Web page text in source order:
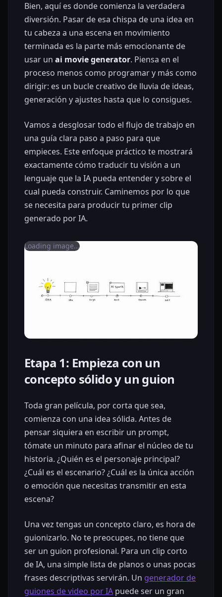
Bien, aquí es donde comienza la verdadera
diversión. Pasar de esa chispa de una idea en
tu cabeza a una escena en movimiento
terminada es la parte más emocionante de
usar un ai movie generator. Piensa en el
proceso menos como programar y más como
dirigir: es un bucle creativo de lluvia de ideas,
generación y ajustes hasta que lo consigues.
Vamos a desglosar todo el flujo de trabajo en
una guía clara paso a paso para que
empieces. Este enfoque práctico te mostrará
exactamente cómo traducir tu visión a un
lenguaje que la IA pueda entender y sobre el
cual pueda construir. Caminemos por lo que
se necesita para producir tu primer clip
generado por IA.
Loading image...
Etapa 1: Empieza con un
concepto sólido y un guion
Toda gran película, por corta que sea,
comienza con una idea sólida. Antes de
pensar siquiera en escribir un prompt,
tómate un minuto para afinar el núcleo de tu
historia. ¿Quién es el personaje principal?
¿Cuál es el escenario? ¿Cuál es la única acción
o emoción que necesitas transmitir en esta
escena?
Una vez tengas un concepto claro, es hora de
guionizarlo. No te preocupes, no tiene que
ser un guion profesional. Para un clip corto
de IA, una simple lista de planos o unas pocas
frases descriptivas servirán. Un generador de
guiones de video por IA puede ser un gran